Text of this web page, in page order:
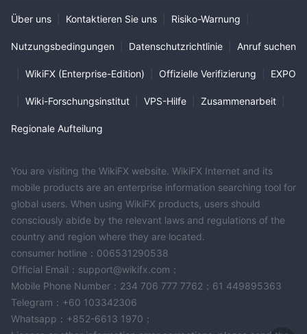
Über uns Kontaktieren Sie uns Risiko-Warnung
Nutzungsbedingungen Datenschutzrichtlinie Anruf suchen
WikiFX (Enterprise-Edition) Offizielle Verifizierung EXPO
Wiki-Forschungsinstitut VPS-Hilfe Zusammenarbeit
Regionale Aufteilung
You are visiting the WikiFX website. WikiFX Internet and its
mobile products are an enterprise information searching tool for
global users. When using WikiFX products, users should
consciously abide by the relevant laws and regulations of the
country and region where they are located.
consumer hotline：006531290538
Official Email：support@wikifx.com；
Mobile Phone Number：234 706 777 7762；61 449895363
Telegram：+60 103342306
Whatsapp：+852-6613 1970；